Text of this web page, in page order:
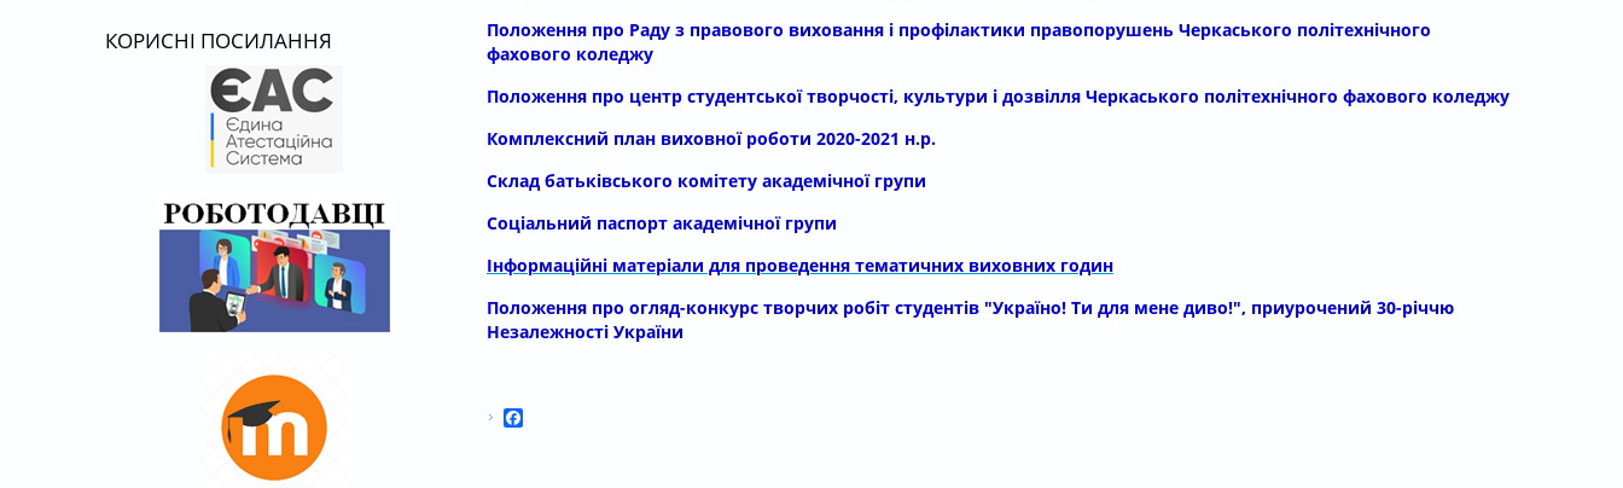
Положення про Раду з правового виховання і профілактики правопорушень Черкаського політехнічного
фахового коледжу
Положення про центр студентської творчості, культури і дозвілля Черкаського політехнічного фахового коледжу
Комплексний план виховної роботи 2020-2021 н.р.
Склад батьківського комітету академічної групи
Соціальний паспорт академічної групи
Інформаційні матеріали для проведення тематичних виховних годин
Положення про огляд-конкурс творчих робіт студентів "Україно! Ти для мене диво!", приурочений 30-річчю
Незалежності України
Facebook
КОРИСНІ ПОСИЛАННЯ